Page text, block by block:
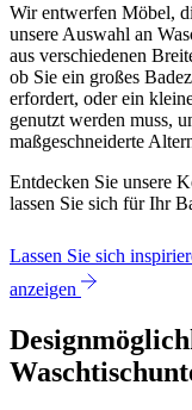
Wir entwerfen Möbel,
unsere Auswahl an
aus verschiedenen
ob Sie ein großes
erfordert, oder ein
genutzt werden muss,
maßgeschneiderte
Entdecken Sie unsere
lassen Sie sich für Ihr
Lassen Sie sich
anzeigen